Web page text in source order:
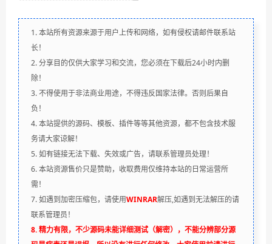
1. 本站所有资源来源于用户上传和网络，如有侵权请邮件联系站
长！
2. 分享目的仅供大家学习和交流，您必须在下载后24小时内删
除！
3. 不得使用于非法商业用途，不得违反国家法律。否则后果自
负！
4. 本站提供的源码、模板、插件等等其他资源，都不包含技术服
务请大家谅解！
5. 如有链接无法下载、失效或广告，请联系管理员处理！
6. 本站资源售价只是赞助，收取费用仅维持本站的日常运营所
需！
7. 如遇到加密压缩包，请使用WINRAR解压,如遇到无法解压的请
联系管理员！
8. 精力有限，不少源码未能详细测试（解密），不能分辨部分源